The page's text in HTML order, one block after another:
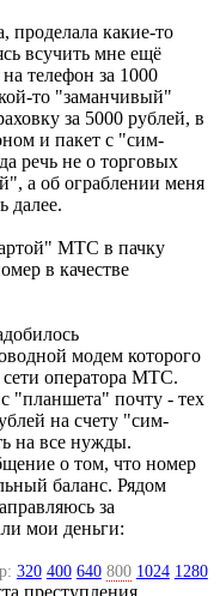
проделала какие-то
всучить мне ещё
телефон за 1000
то "заманчивый"
за 5000 рублей, в
и пакет с "сим-
речь не о торговых
а об ограблении меня
далее.
МТС в пачку
в качестве
модем которого
сети оператора МТС.
"планшета" почту - тех
на счету "сим-
на все нужды.
о том, что номер
баланс. Рядом
за
мои деньги:
320 400 640 800 1024 1280